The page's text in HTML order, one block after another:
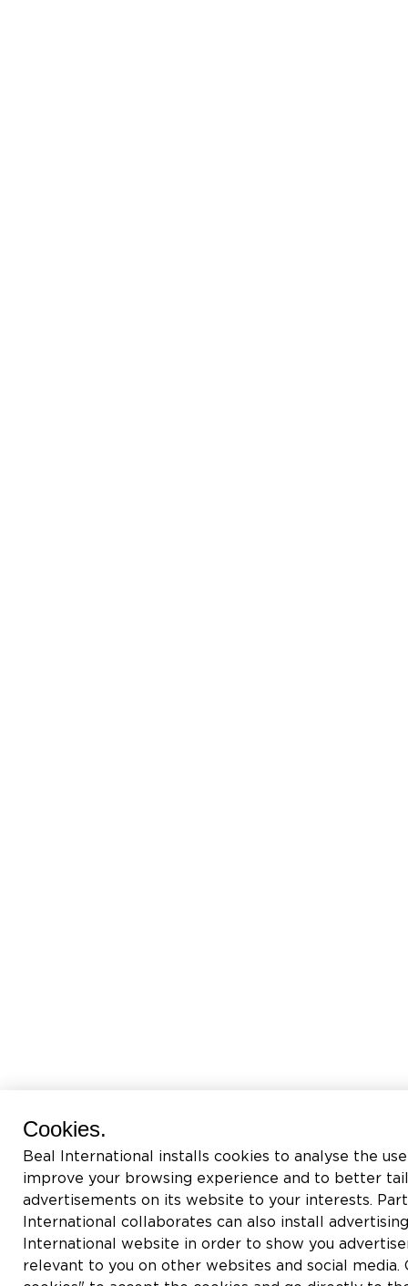
Cookies.
Beal International installs cookies to analyse the
improve your browsing experience and to better
advertisements on its website to your interests.
International collaborates can also install
International website in order to show you
relevant to you on other websites and social media.